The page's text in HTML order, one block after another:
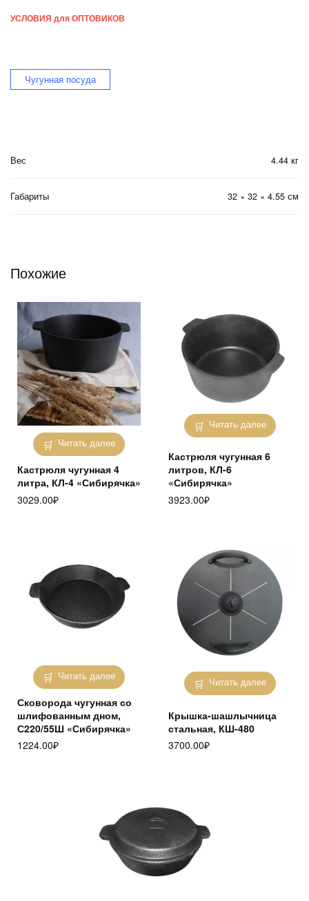
УСЛОВИЯ для ОПТОВИКОВ
Чугунная посуда
Вес 4.44 кг
Габариты 32 × 32 × 4.55 см
Похожие
Читать далее
Кастрюля чугунная 4
литра, КЛ-4 «Сибирячка»
3029.00₽
Читать далее
Кастрюля чугунная 6
литров, КЛ-6
«Сибирячка»
3923.00₽
Читать далее
Сковорода чугунная со
шлифованным дном,
С220/55Ш «Сибирячка»
1224.00₽
Читать далее
Крышка-шашлычница
стальная, КШ-480
3700.00₽